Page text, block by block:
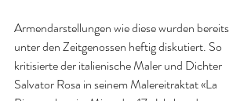
Armendarstellungen wie diese wurden bereits
unter den Zeitgenossen heftig diskutiert. So
kritisierte der italienische Maler und Dichter
Salvator Rosa in seinem Malereitraktat «La